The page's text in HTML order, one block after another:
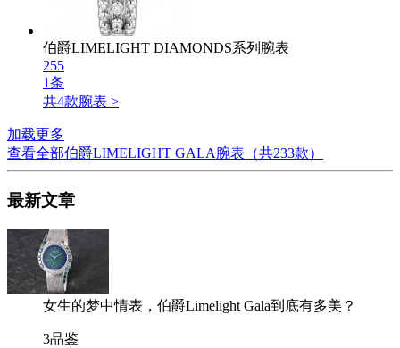
伯爵LIMELIGHT DIAMONDS系列腕表
255
1条
共4款腕表 >
加载更多
查看全部伯爵LIMELIGHT GALA腕表（共233款）
最新文章
女生的梦中情表，伯爵Limelight Gala到底有多美？
3品鉴